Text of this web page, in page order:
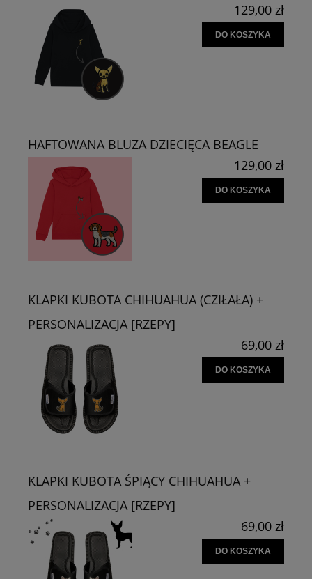
129,00 zł
DO KOSZYKA
HAFTOWANA BLUZA DZIECIĘCA BEAGLE
129,00 zł
DO KOSZYKA
KLAPKI KUBOTA CHIHUAHUA (CZIŁAŁA) +
PERSONALIZACJA [RZEPY]
69,00 zł
DO KOSZYKA
KLAPKI KUBOTA ŚPIĄCY CHIHUAHUA +
PERSONALIZACJA [RZEPY]
69,00 zł
DO KOSZYKA